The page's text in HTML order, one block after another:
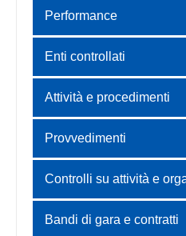
Performance
Enti controllati
Attività e procedimenti
Provvedimenti
Controlli su attività e
Bandi di gara e contratti